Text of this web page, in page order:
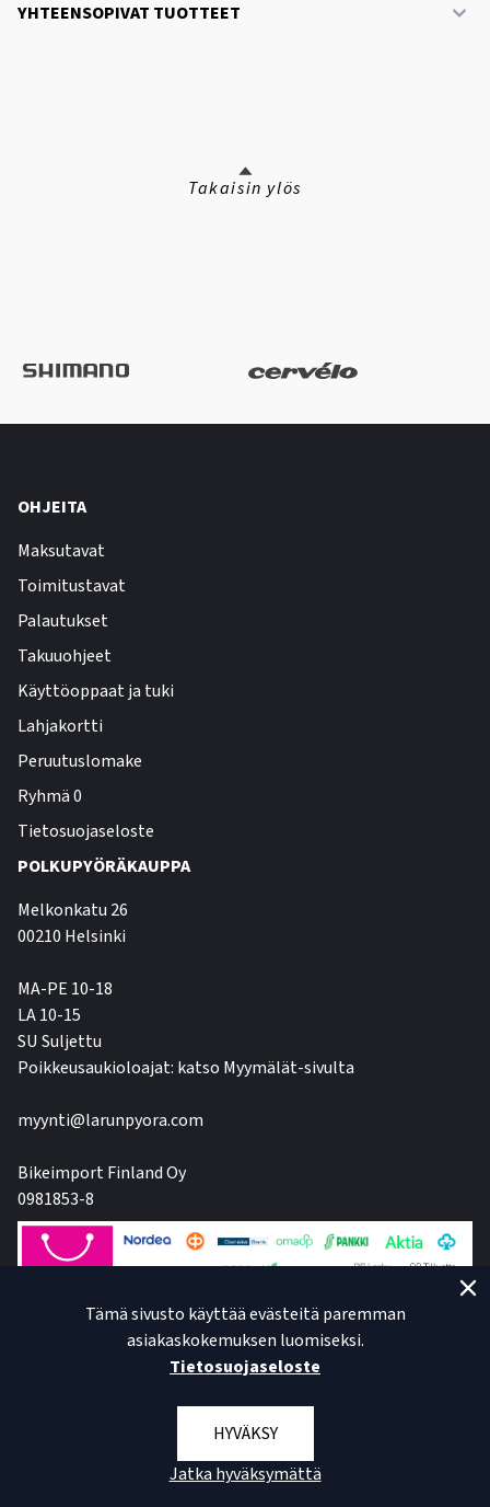
YHTEENSOPIVAT TUOTTEET
Takaisin ylös
OHJEITA
Maksutavat
Toimitustavat
Palautukset
Takuuohjeet
Käyttöoppaat ja tuki
Lahjakortti
Peruutuslomake
Ryhmä 0
Tietosuojaseloste
POLKUPYÖRÄKAUPPA
Melkonkatu 26
00210 Helsinki
MA-PE 10-18
LA 10-15
SU Suljettu
Poikkeusaukioloajat: katso Myymälät-sivulta
myynti@larunpyora.com
Bikeimport Finland Oy
0981853-8
Tämä sivusto käyttää evästeitä paremman
asiakaskokemuksen luomiseksi.
Tietosuojaseloste
HYVÄKSY
Jatka hyväksymättä